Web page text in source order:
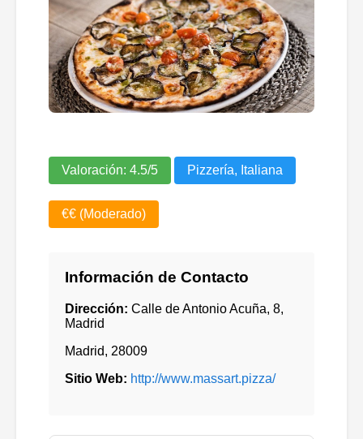
Valoración: 4.5/5 Pizzería, Italiana
€€ (Moderado)
Información de Contacto
Dirección: Calle de Antonio Acuña, 8,
Madrid
Madrid, 28009
Sitio Web: http://www.massart.pizza/